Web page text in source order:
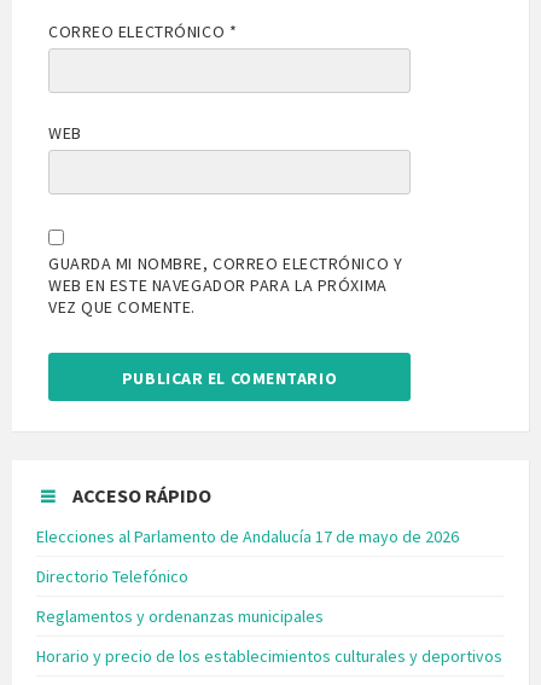
CORREO ELECTRÓNICO *
WEB
GUARDA MI NOMBRE, CORREO ELECTRÓNICO Y
WEB EN ESTE NAVEGADOR PARA LA PRÓXIMA
VEZ QUE COMENTE.
ACCESO RÁPIDO
Elecciones al Parlamento de Andalucía 17 de mayo de 2026
Directorio Telefónico
Reglamentos y ordenanzas municipales
Horario y precio de los establecimientos culturales y deportivos